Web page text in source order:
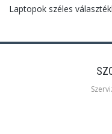
Laptopok széles